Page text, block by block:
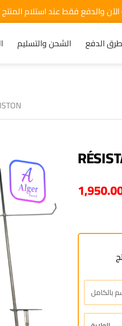
والدفع فقط عند استلام المنتج
الشحن والتسليم طرق الدفع